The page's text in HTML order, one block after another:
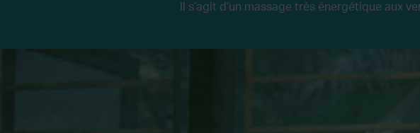
Il s’agit d’un massage très énergétique aux